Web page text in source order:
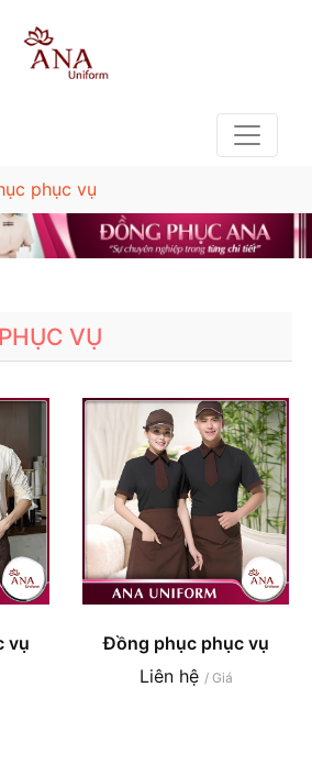
phục vụ
VỤ
vụ
Đồng phục phục vụ
Liên hệ / Giá